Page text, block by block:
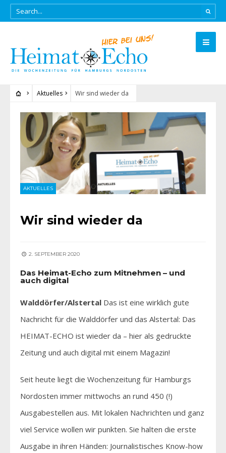
Aktuelles Wir sind wieder da
AKTUELLES
Wir sind wieder da
2. SEPTEMBER 2020
Das Heimat-Echo zum Mitnehmen – und
auch digital
Walddörfer/Alstertal Das ist eine wirklich gute
Nachricht für die Walddörfer und das Alstertal: Das
HEIMAT-ECHO ist wieder da – hier als gedruckte
Zeitung und auch digital mit einem Magazin!
Seit heute liegt die Wochenzeitung für Hamburgs
Nordosten immer mittwochs an rund 450 (!)
Ausgabestellen aus. Mit lokalen Nachrichten und ganz
viel Service wollen wir punkten. Sie halten die erste
Ausgabe in ihren Händen: Journalistisches Know-how